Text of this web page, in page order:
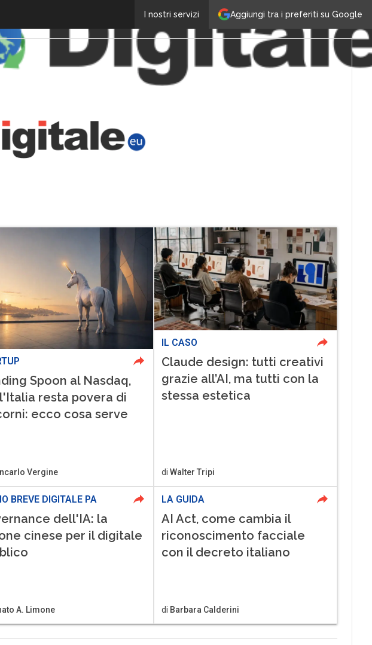
Aggiungi tra i preferiti su Google
I nostri servizi
Spoon al Nasdaq,
resta povera di
ecco cosa serve
Vergine
IL CASO
Claude design: tutti creativi
grazie all’AI, ma tutti con la
stessa estetica
diWalter Tripi
BREVE DIGITALE PA
dell'IA: la
cinese per il digitale
A. Limone
LA GUIDA
AI Act, come cambia il
riconoscimento facciale
con il decreto italiano
di Barbara Calderini